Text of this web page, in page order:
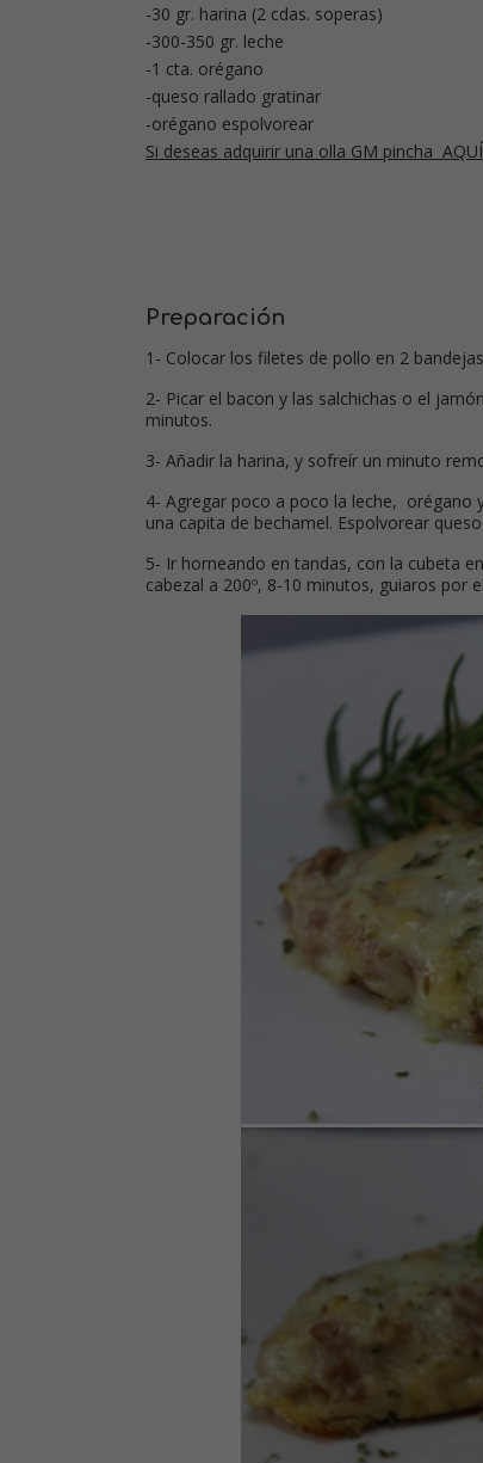
-30 gr. harina (2 cdas. soperas)
-300-350 gr. leche
-1 cta. orégano
-queso rallado gratinar
-orégano espolvorear
Si deseas adquirir una olla GM pincha AQUÍ
Preparación
1- Colocar los filetes de pollo en 2
2- Picar el bacon y las salchichas o el
minutos.
3- Añadir la harina, y sofreír un minuto
4- Agregar poco a poco la leche, orégano
una capita de bechamel. Espolvorear
5- Ir horneando en tandas, con la cubeta
cabezal a 200º, 8-10 minutos, guiaros por